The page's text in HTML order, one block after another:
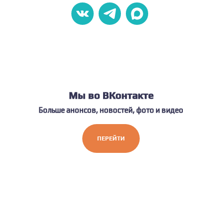
Мы во ВКонтакте
Больше анонсов, новостей, фото и видео
ПЕРЕЙТИ